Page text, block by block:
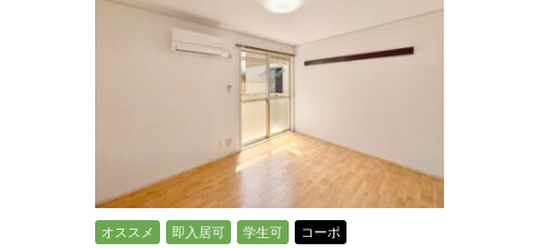
オススメ 即入居可 学生可 コーポ